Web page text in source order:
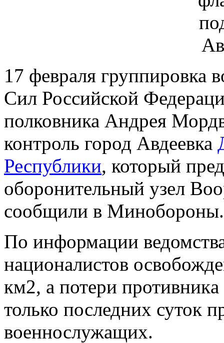
17 февраля группировка
Сил Российской
полковника Андрея
контроль город Авдеевка
Республики, который
оборонительный узел
сообщили в Минобороны.
По информации
национaлистов
км2, a потери противникa
только последних суток
военнослужащих.